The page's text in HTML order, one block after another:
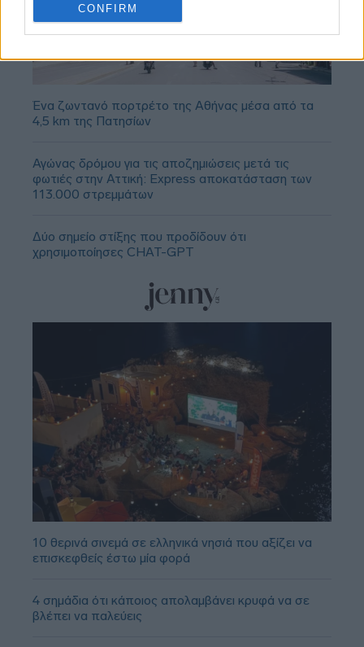
CONFIRM
Ένα ζωντανό πορτρέτο της Αθήνας μέσα από τα
4,5 km της Πατησίων
Αγώνας δρόμου για τις αποζημιώσεις μετά τις
φωτιές στην Αττική: Express αποκατάσταση των
113.000 στρεμμάτων
Δύο σημείο στίξης που προδίδουν ότι
χρησιμοποίησες CHAT-GPT
10 θερινά σινεμά σε ελληνικά νησιά που αξίζει να
επισκεφθείς έστω μία φορά
4 σημάδια ότι κάποιος απολαμβάνει κρυφά να σε
βλέπει να παλεύεις